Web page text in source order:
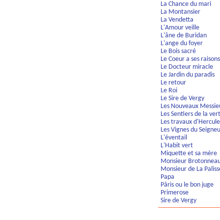
La Chance du mari
La Montansier
La Vendetta
L'Amour veille
L'âne de Buridan
L'ange du foyer
Le Bois sacré
Le Coeur a ses
Le Docteur miracle
Le Jardin du paradis
Le retour
Le Roi
Le Sire de Vergy
Les Nouveaux
Les Sentiers de la
Les travaux d'Hercule
Les Vignes du
L'éventail
L'Habit vert
Miquette et sa mère
Monsieur
Monsieur de La
Papa
Pâris ou le bon juge
Primerose
Sire de Vergy